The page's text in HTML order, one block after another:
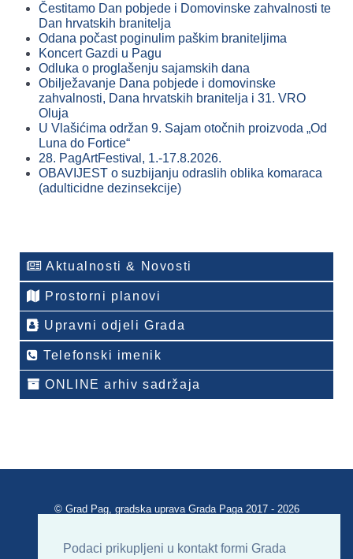
Podaci prikupljeni u kontakt formi Grada
Čestitamo Dan pobjede i Domovinske zahvalnosti te
Dan hrvatskih branitelja
Odana počast poginulim paškim braniteljima
Koncert Gazdi u Pagu
Odluka o proglašenju sajamskih dana
Obilježavanje Dana pobjede i domovinske
zahvalnosti, Dana hrvatskih branitelja i 31. VRO
Oluja
U Vlašićima održan 9. Sajam otočnih proizvoda „Od
Luna do Fortice“
28. PagArtFestival, 1.-17.8.2026.
OBAVIJEST o suzbijanju odraslih oblika komaraca
(adulticidne dezinsekcije)
Aktualnosti & Novosti
Prostorni planovi
Upravni odjeli Grada
Telefonski imenik
ONLINE arhiv sadržaja
© Grad Pag, gradska uprava Grada Paga 2017 - 2026